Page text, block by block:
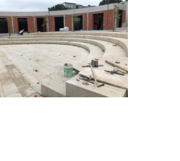
POVOA DE VARZIM